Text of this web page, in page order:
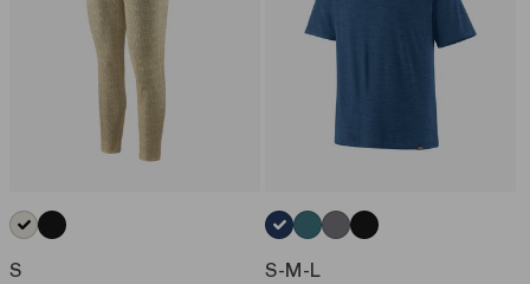
BLANCO_(FLDO)
NEGRO_(BLK)
S
AZUL_(CMBX)
AZUL_(WTLX)
GRIS_(FEA)
NEGRO_(BLK)
S-M-L